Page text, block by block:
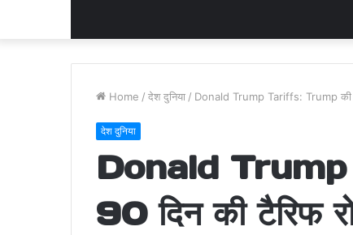
Home / देश दुनिया / Donald Trump Tariffs: Trump की
देश दुनिया
Donald
90 दिन की टैरिफ